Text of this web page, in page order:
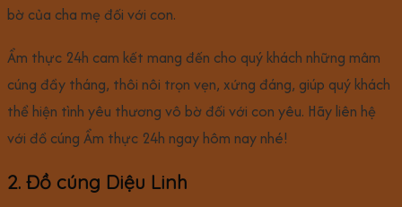
bờ của cha mẹ đối với con.
Ẩm thực 24h cam kết mang đến cho quý khách những mâm
cúng đầy tháng, thôi nôi trọn vẹn, xứng đáng, giúp quý khách
thể hiện tình yêu thương vô bờ đối với con yêu. Hãy liên hệ
với đồ cúng Ẩm thực 24h ngay hôm nay nhé!
2. Đồ cúng Diệu Linh